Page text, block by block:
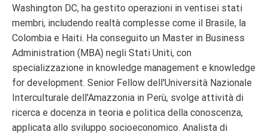
Washington DC, ha gestito operazioni in ventisei stati
membri, includendo realtà complesse come il Brasile, la
Colombia e Haiti. Ha conseguito un Master in Business
Administration (MBA) negli Stati Uniti, con
specializzazione in knowledge management e knowledge
for development. Senior Fellow dell'Università Nazionale
Interculturale dell'Amazzonia in Perù, svolge attività di
ricerca e docenza in teoria e politica della conoscenza,
applicata allo sviluppo socioeconomico. Analista di